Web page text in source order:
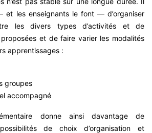
et les enseignants le font — d’organiser
les divers types d’activités et de
et de faire varier les modalités
apprentissages :
groupes
accompagné
donne ainsi davantage de
de choix d’organisation et